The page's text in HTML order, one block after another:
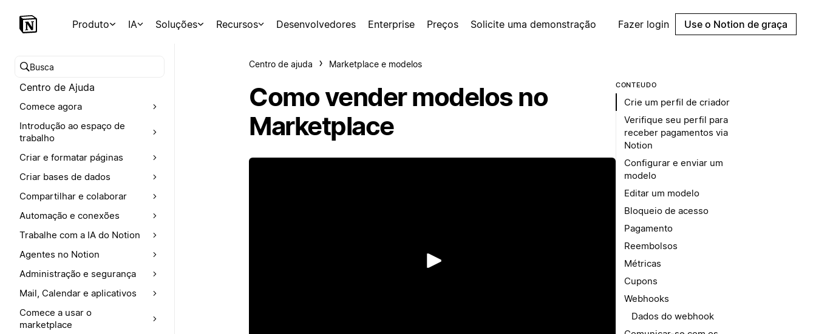
Produto IA Soluções Recursos Desenvolvedores Enterprise Preços Solicite uma demonstração Fazer login Use o Notion de graça
Buscar no Centro de Ajuda
Centro de Ajuda
Comece agora
Introdução ao espaço de
trabalho
Criar e formatar páginas
Criar bases de dados
Compartilhar e colaborar
Automação e conexões
Trabalhe com a IA do Notion
Agentes no Notion
Administração e segurança
Mail, Calendar e aplicativos
Comece a usar o
marketplace
Centro de ajuda Marketplace e modelos
Como vender modelos no
Marketplace
Reproduzir
CONTEÚDO
Crie um perfil de criador
Verifique seu perfil para
receber pagamentos via
Notion
Configurar e enviar um
modelo
Editar um modelo
Bloqueio de acesso
Pagamento
Reembolsos
Métricas
Cupons
Webhooks
Dados do webhook